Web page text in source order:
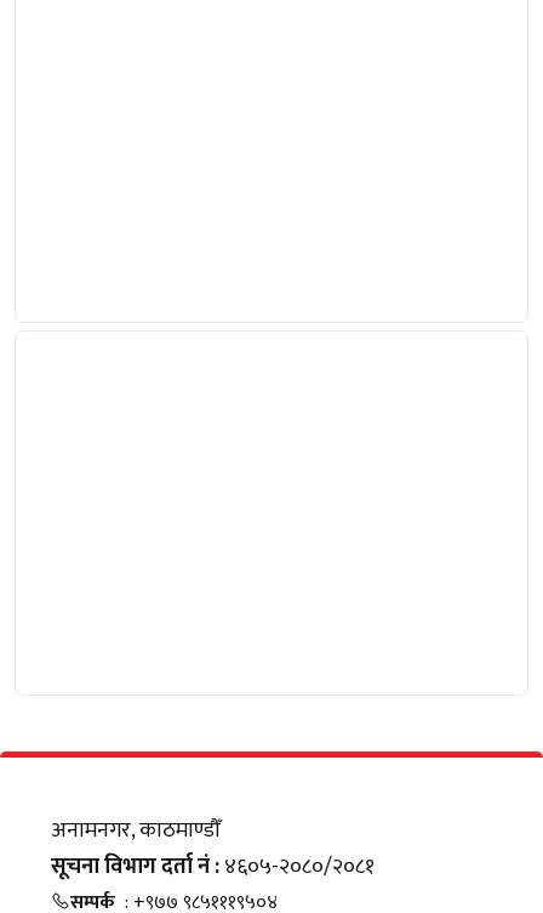
अनामनगर, काठमाण्डौँ
सूचना विभाग दर्ता नं :४६०५-२०८०/२०८१
सम्पर्क : +९७७ ९८५१११९५०४